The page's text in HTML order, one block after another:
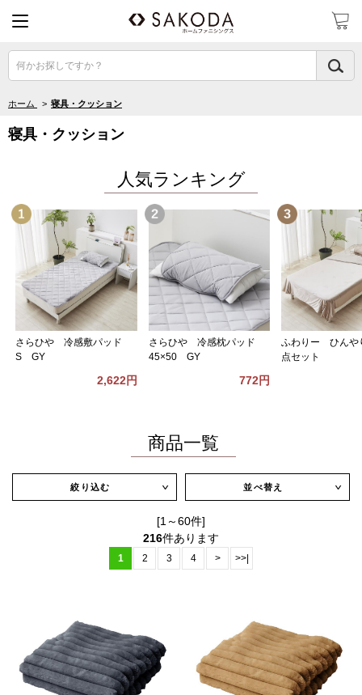
何かお探しですか？
ホーム > 寝具・クッション
寝具・クッション
人気ランキング
さらひや 冷感敷パッド
S GY
2,622円
2位
さらひや 冷感枕パッド
45×50 GY
772円
3位
ふわりー ひんや
点セット
商品一覧
絞り込む ∨ 並べ替え ∨
[1～60件]
216件あります
1 2 3 4 > >>|